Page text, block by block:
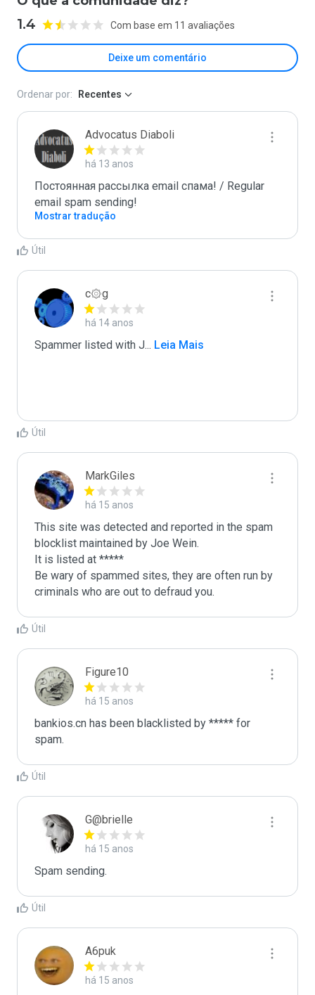
1.4 Com base em 11 avaliações
Deixe um comentário
Ordenar por: Recentes
Advocatus Diaboli
há 13 anos
Постоянная рассылка email спама! / Regular
email spam sending!
Mostrar tradução
Útil
c۞g
há 14 anos
Spammer listed with J... Leia Mais
Útil
MarkGiles
há 15 anos
This site was detected and reported in the spam
blocklist maintained by Joe Wein.
It is listed at *****
Be wary of spammed sites, they are often run by
criminals who are out to defraud you.
Útil
Figure10
há 15 anos
bankios.cn has been blacklisted by ***** for
spam.
Útil
G@brielle
há 15 anos
Spam sending.
Útil
A6puk
há 15 anos